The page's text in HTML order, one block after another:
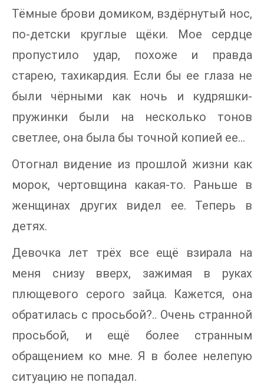
Тёмные брови домиком, вздёрнутый нос,
по-детски круглые щёки. Мое сердце
пропустило удар, похоже и правда
старею, тахикардия. Если бы ее глаза не
были чёрными как ночь и кудряшки-
пружинки были на несколько тонов
светлее, она была бы точной копией ее…
Отогнал видение из прошлой жизни как
морок, чертовщина какая-то. Раньше в
женщинах других видел ее. Теперь в
детях.
Девочка лет трёх все ещё взирала на
меня снизу вверх, зажимая в руках
плющевого серого зайца. Кажется, она
обратилась с просьбой?.. Очень странной
просьбой, и ещё более странным
обращением ко мне. Я в более нелепую
ситуацию не попадал.